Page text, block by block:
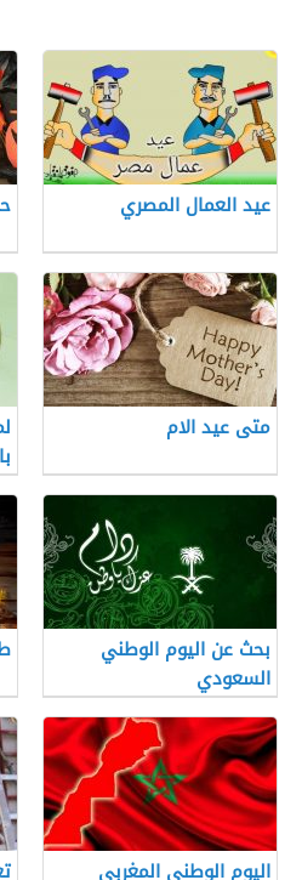
عيد العمال المصري
متى عيد الام
بحث عن اليوم الوطني
السعودي
اليوم الوطني المغربي